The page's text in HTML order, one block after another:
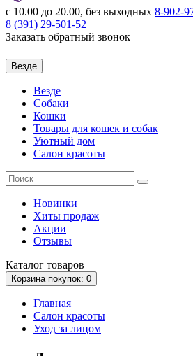
с 10.00 до 20.00, без выходных 8-902-
8 (391) 29-501-52
Заказать обратный звонок
Везде
Везде
Собаки
Кошки
Товары для кошек и собак
Уютный дом
Салон красоты
Новинки
Хиты продаж
Акции
Отзывы
Каталог товаров
Корзинапокупок: 0
Главная
Салон красоты
Уход за лицом